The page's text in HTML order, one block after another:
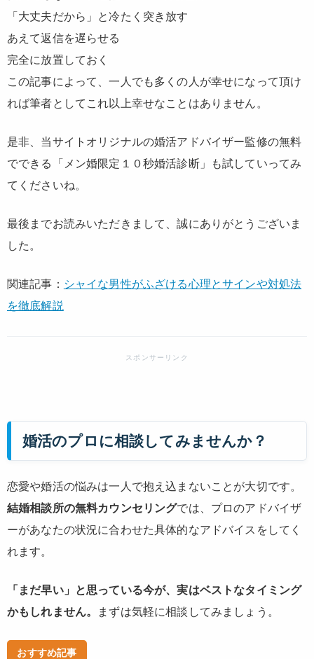
「大丈夫だから」と冷たく突き放す
あえて返信を遅らせる
完全に放置しておく
この記事によって、一人でも多くの人が幸せになって頂け
れば筆者としてこれ以上幸せなことはありません。
是非、当サイトオリジナルの婚活アドバイザー監修の無料
でできる「メン婚限定１０秒婚活診断」も試していってみ
てくださいね。
最後までお読みいただきまして、誠にありがとうございま
した。
関連記事： シャイな男性がふざける心理とサインや対処法
を徹底解説
婚活のプロに相談してみませんか？
恋愛や婚活の悩みは一人で抱え込まないことが大切です。
結婚相談所の無料カウンセリングでは、プロのアドバイザ
ーがあなたの状況に合わせた具体的なアドバイスをしてく
れます。
「まだ早い」と思っている今が、実はベストなタイミング
かもしれません。
まずは気軽に相談してみましょう。
おすすめ記事